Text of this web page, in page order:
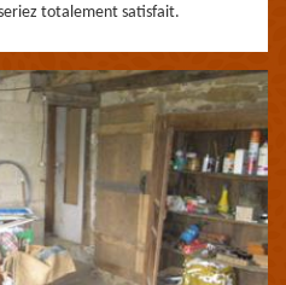
totalement satisfait.